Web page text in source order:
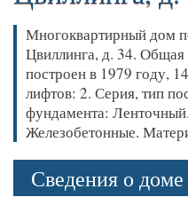
Многоквартирный дом
Цвиллинга, д. 34.
построен в 1979 году,
лифтов: 2. Серия, тип
фундамента:
Железобетонные.
Сведения о доме